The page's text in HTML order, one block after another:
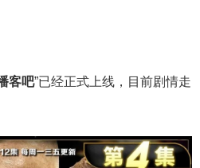
客吧”已经正式上线，目前剧情走